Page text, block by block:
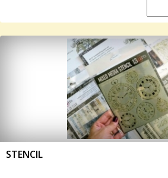
STENCIL